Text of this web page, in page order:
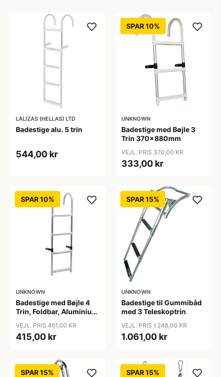
LALIZAS (HELLAS) LTD
Badestige alu. 5 trin
544,00 kr
SPAR 10%
UNKNOWN
Badestige med Bøjle 3
Trin 370x880mm
VEJL. PRIS 370,00 KR
333,00 kr
SPAR 10%
UNKNOWN
Badestige med Bøjle 4
Trin, Foldbar, Aluminium
VEJL. PRIS 461,00 KR
415,00 kr
SPAR 15%
UNKNOWN
Badestige til Gummibåd
med 3 Teleskoptrin
VEJL. PRIS 1.248,00 KR
1.061,00 kr
SPAR 15% SPAR 15%